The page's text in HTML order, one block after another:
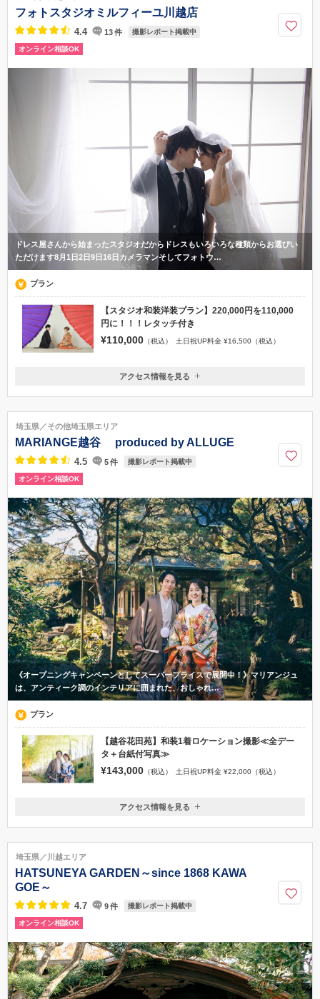
7号沿い（駐車場完備）
048-521-9880
フォトスタジオミルフィーユ川越店
4.4 13件 撮影レポート掲載中
オンライン相談OK
ドレス屋さんから始まったスタジオだからドレスもいろいろな種類からお選びい
ただけます8月1日2日9日16日カメラマンそしてフォトウ…
プラン
【スタジオ和装洋装プラン】220,000円を110,000
円に！！！レタッチ付き
¥110,000 （税込） 土日祝UP料金 ¥16,500（税込）
埼玉県川越市川鶴2-16-3
049-299-7728
アクセス情報を見る
埼玉県／その他埼玉県エリア
MARIANGE越谷 produced by ALLUGE
4.5 5件 撮影レポート掲載中
オンライン相談OK
《オープニングキャンペーンとしてスーパープライスで展開中！》マリアンジュ
は、アンティーク調のインテリアに囲まれた、おしゃれ…
プラン
【越谷花田苑】和装1着ロケーション撮影≪全デー
タ＋台紙付写真≫
¥143,000 （税込） 土日祝UP料金 ¥22,000（税込）
埼玉県越谷市南町2－11－7
048-940-1971
アクセス情報を見る
埼玉県／川越エリア
HATSUNEYA GARDEN～since 1868 KAWA
GOE～
4.7 9件 撮影レポート掲載中
オンライン相談OK